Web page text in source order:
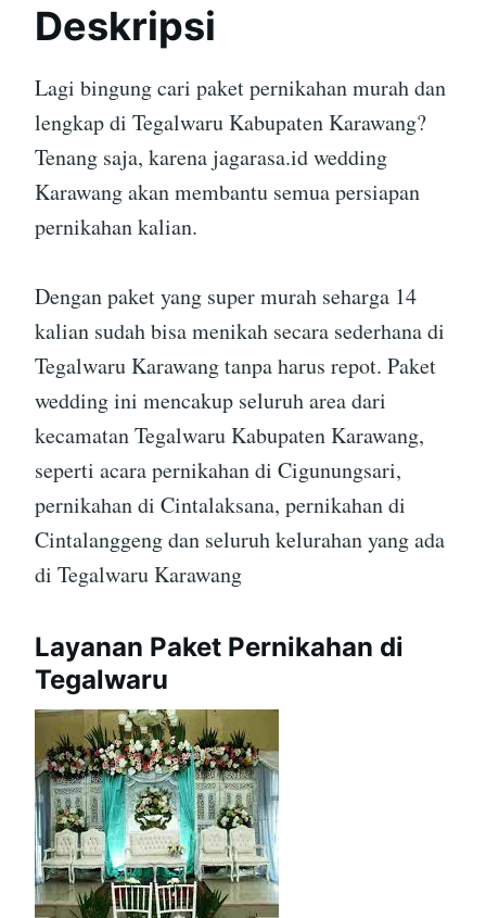
Deskripsi
Lagi bingung cari paket pernikahan murah dan
lengkap di Tegalwaru Kabupaten Karawang?
Tenang saja, karena jagarasa.id wedding
Karawang akan membantu semua persiapan
pernikahan kalian.
Dengan paket yang super murah seharga 14
kalian sudah bisa menikah secara sederhana di
Tegalwaru Karawang tanpa harus repot. Paket
wedding ini mencakup seluruh area dari
kecamatan Tegalwaru Kabupaten Karawang,
seperti acara pernikahan di Cigunungsari,
pernikahan di Cintalaksana, pernikahan di
Cintalanggeng dan seluruh kelurahan yang ada
di Tegalwaru Karawang
Layanan Paket Pernikahan di
Tegalwaru